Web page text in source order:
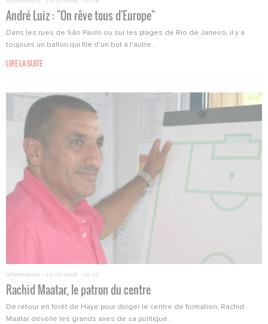
André Luiz : "On rêve tous d'Europe"
Dans les rues de São Paulo ou sur les plages de Rio de Janeiro, il y a
toujours un ballon qui file d’un but à l’autre...
LIRE LA SUITE
INTERVIEWS · 17/10/2008 - 16:31
Rachid Maatar, le patron du centre
De retour en forêt de Haye pour diriger le centre de formation, Rachid
Maatar dévoile les grands axes de sa politique.